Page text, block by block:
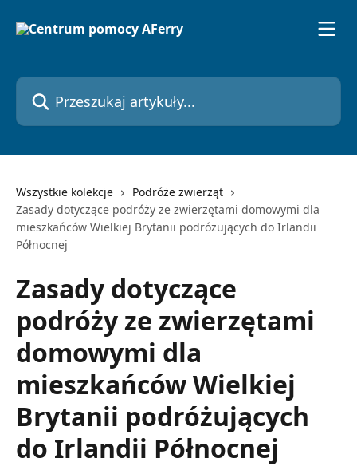
Przeszukaj artykuły...
Wszystkie kolekcje
Podróże zwierząt
Zasady dotyczące podróży ze zwierzętami domowymi dla
mieszkańców Wielkiej Brytanii podróżujących do Irlandii
Północnej
Zasady dotyczące
podróży ze zwierzętami
domowymi dla
mieszkańców Wielkiej
Brytanii podróżujących
do Irlandii Północnej